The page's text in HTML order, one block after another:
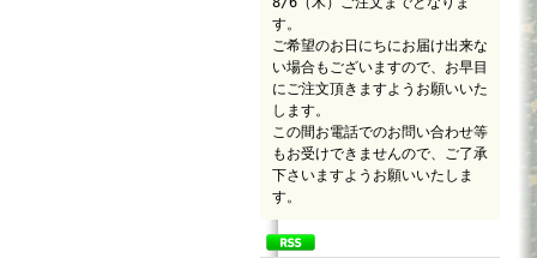
す。
ご希望のお日にちにお届け出来な
い場合もございますので、お早目
にご注文頂きますようお願いいた
します。
この間お電話でのお問い合わせ等
もお受けできませんので、ご了承
下さいますようお願いいたしま
す。